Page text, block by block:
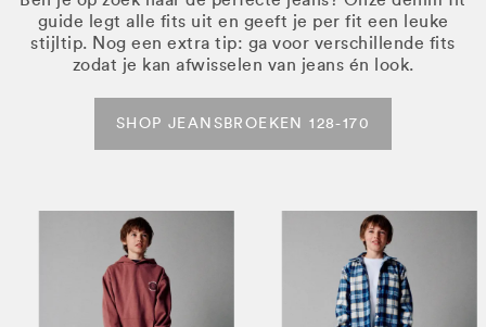
guide legt alle fits uit en geeft je per fit een leuke
stijltip. Nog een extra tip: ga voor verschillende fits
zodat je kan afwisselen van jeans én look.
SHOP JEANSBROEKEN 128-170